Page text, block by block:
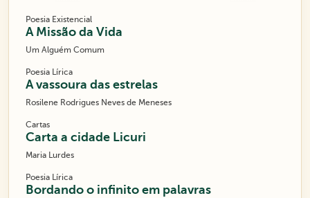
Poesia Existencial
A Missão da Vida
Um Alguém Comum
Poesia Lírica
A vassoura das estrelas
Rosilene Rodrigues Neves de Meneses
Cartas
Carta a cidade Licuri
Maria Lurdes
Poesia Lírica
Bordando o infinito em palavras